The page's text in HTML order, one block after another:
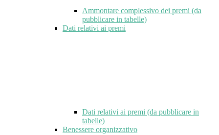
Ammontare complessivo dei premi (da
pubblicare in tabelle)
Dati relativi ai premi
Dati relativi ai premi (da pubblicare in
tabelle)
Benessere organizzativo